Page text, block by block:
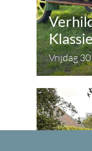
Vrijdag